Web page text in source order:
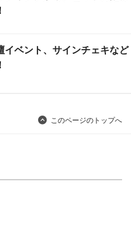
イベント、サインチェキなど
このページのトップへ